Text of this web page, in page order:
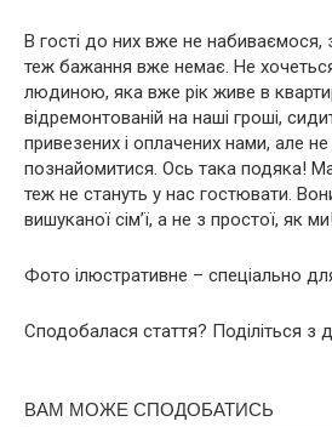
В гості до них вже не набиваємося,
теж бажання вже немає. Не
людиною, яка вже рік живе в
відремонтованій на наші гроші,
привезених і оплачених нами, але
познайомитися. Ось така подяка!
теж не стануть у нас гостювати.
вишуканої сім’ї, а не з простої, як ми!
Фото ілюстративне – спеціально
Сподобалася стаття? Поділіться з